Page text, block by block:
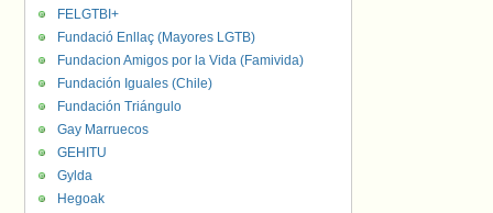
FELGTBI+
Fundació Enllaç (Mayores LGTB)
Fundacion Amigos por la Vida (Famivida)
Fundación Iguales (Chile)
Fundación Triángulo
Gay Marruecos
GEHITU
Gylda
Hegoak